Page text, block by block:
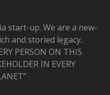
start-up. We are a new-
and storied legacy.
PERSON ON THIS
IN EVERY